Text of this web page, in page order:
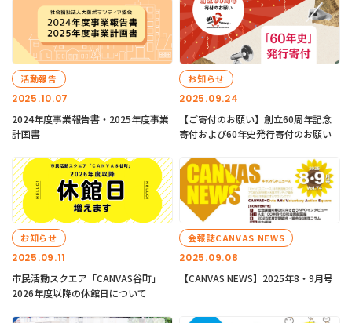
2025.10.07
活動報告
2024年度事業報告書・2025年度事業
計画書
2025.09.24
お知らせ
【ご寄付のお願い】創立60周年記念
寄付および60年史発行寄付のお願い
2025.09.11
お知らせ
市民活動スクエア「CANVAS谷町」
2026年度以降の休館日について
2025.09.08
会報誌CANVAS NEWS
【CANVAS NEWS】2025年8・9月号